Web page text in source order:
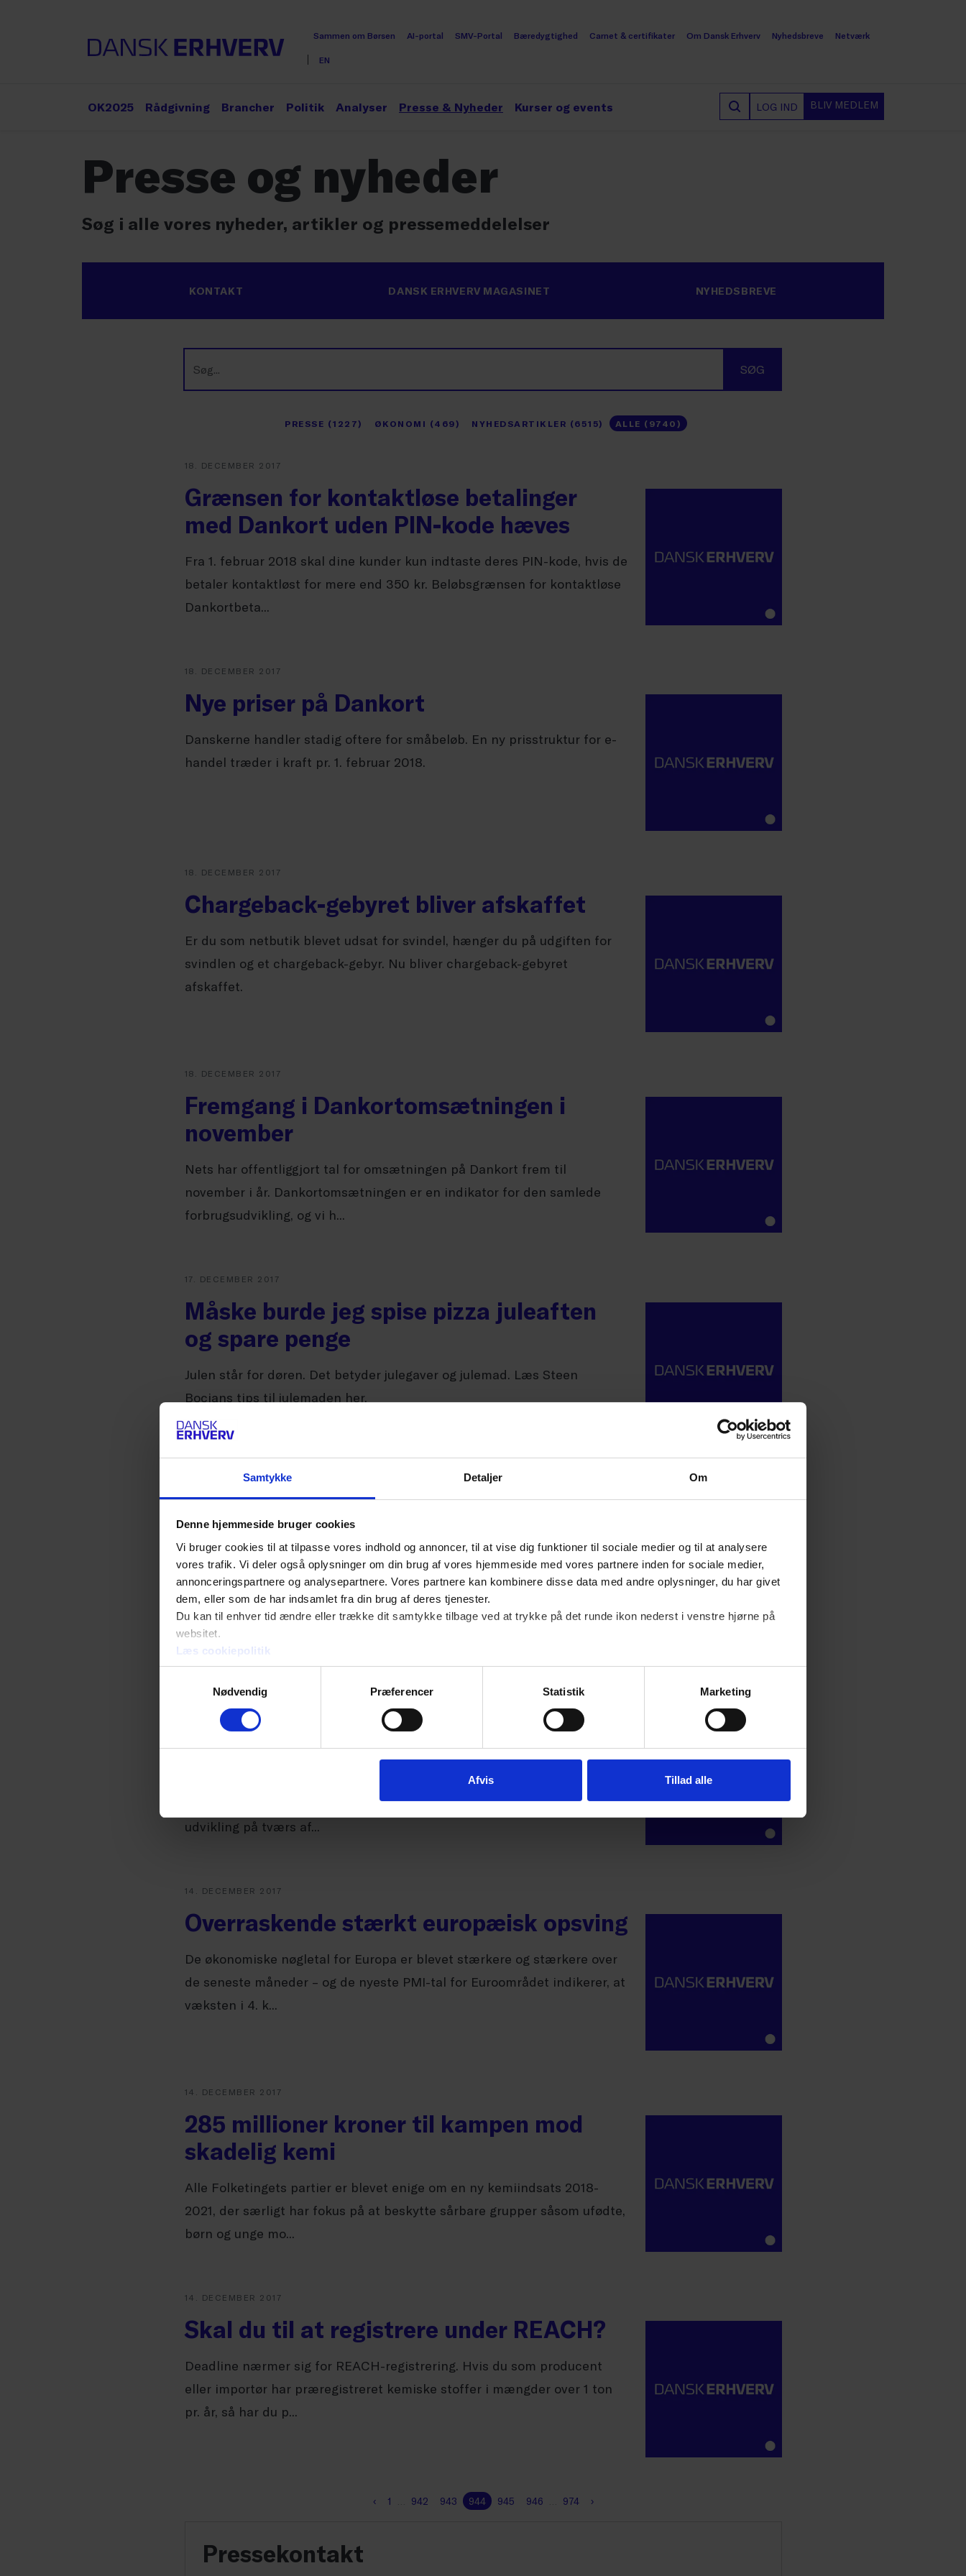
Samtykke Detaljer Om
Denne hjemmeside bruger cookies
Vi bruger cookies til at tilpasse vores indhold og annoncer, til at vise dig funktioner til sociale medier og til at analysere
vores trafik. Vi deler også oplysninger om din brug af vores hjemmeside med vores partnere inden for sociale medier,
annonceringspartnere og analysepartnere. Vores partnere kan kombinere disse data med andre oplysninger, du har givet
dem, eller som de har indsamlet fra din brug af deres tjenester.
Du kan til enhver tid ændre eller trække dit samtykke tilbage ved at trykke på det runde ikon nederst i venstre hjørne på
websitet.
Læs cookiepolitik
Nødvendig
Præferencer Statistik Marketing
Afvis Tillad alle
Sammen om Børsen AI-portal SMV-Portal Bæredygtighed Carnet & certifikater Om Dansk Erhverv Nyhedsbreve Netværk
EN
OK2025 Rådgivning Brancher Politik Analyser Presse & Nyheder Kurser og events LOG IND BLIV MEDLEM
Presse og nyheder
Søg i alle vores nyheder, artikler og pressemeddelelser
KONTAKT DANSK ERHVERV MAGASINET NYHEDSBREVE
SØG
PRESSE (1227) ØKONOMI (469) NYHEDSARTIKLER (6515) ALLE (9740)
18. DECEMBER 2017
Grænsen for kontaktløse betalinger
med Dankort uden PIN-kode hæves
Fra 1. februar 2018 skal dine kunder kun indtaste deres PIN-kode, hvis de
betaler kontaktløst for mere end 350 kr. Beløbsgrænsen for kontaktløse
Dankortbeta...
18. DECEMBER 2017
Nye priser på Dankort
Danskerne handler stadig oftere for småbeløb. En ny prisstruktur for e-
handel træder i kraft pr. 1. februar 2018.
18. DECEMBER 2017
Chargeback-gebyret bliver afskaffet
Er du som netbutik blevet udsat for svindel, hænger du på udgiften for
svindlen og et chargeback-gebyr. Nu bliver chargeback-gebyret
afskaffet.
18. DECEMBER 2017
Fremgang i Dankortomsætningen i
november
Nets har offentliggjort tal for omsætningen på Dankort frem til
november i år. Dankortomsætningen er en indikator for den samlede
forbrugsudvikling, og vi h...
17. DECEMBER 2017
Måske burde jeg spise pizza juleaften
og spare penge
Julen står for døren. Det betyder julegaver og julemad. Læs Steen
Bocians tips til julemaden her.
15. DECEMBER 2017
konkurrencen
En redegørelse fra Erhvervsministeriet viser, at udviklingen med at få
offentlige opgaver i udbud stort set er gået i stå. Der skal trykkes på
speederen via...
BNP vækst i hele landet - men store
forskelle.
Danmarks Statistik har offentliggjort det regionale nationalregnskab for
2016. Dermed kan vi sige noget mere sikkert om den økonomiske
udvikling på tværs af...
14. DECEMBER 2017
Overraskende stærkt europæisk opsving
De økonomiske nøgletal for Europa er blevet stærkere og stærkere over
de seneste måneder – og de nyeste PMI-tal for Euroområdet indikerer, at
væksten i 4. k...
14. DECEMBER 2017
285 millioner kroner til kampen mod
skadelig kemi
Alle Folketingets partier er blevet enige om en ny kemiindsats 2018-
2021, der særligt har fokus på at beskytte sårbare grupper såsom ufødte,
børn og unge mo...
14. DECEMBER 2017
Skal du til at registrere under REACH?
Deadline nærmer sig for REACH-registrering. Hvis du som producent
eller importør har præregistreret kemiske stoffer i mængder over 1 ton
pr. år, så har du p...
‹ 1 942 943 944 945 946 974 ›
Pressekontakt